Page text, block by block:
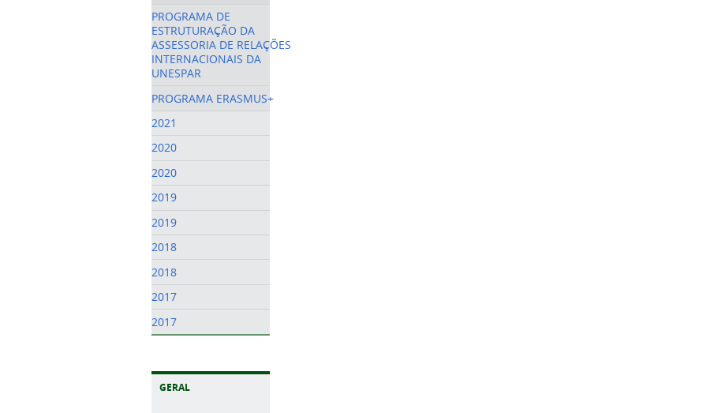
PROGRAMA DE
ESTRUTURAÇÃO DA
ASSESSORIA DE RELAÇÕES
INTERNACIONAIS DA
UNESPAR
PROGRAMA ERASMUS+
2021
2020
2020
2019
2019
2018
2018
2017
2017
GERAL